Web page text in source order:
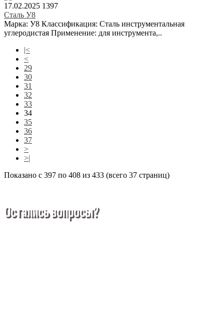
17.02.2025 1397
Сталь У8
Марка: У8 Классификация: Сталь инструментальная
углеродистая Применение: для инструмента,..
|<
<
29
30
31
32
33
34
35
36
37
>
>|
Показано с 397 по 408 из 433 (всего 37 страниц)
Остались вопросы?